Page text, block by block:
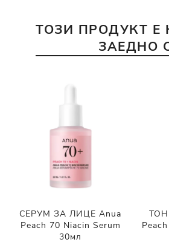
ТОЗИ ПРОДУКТ Е
ЗАЕДНО
СЕРУМ ЗА ЛИЦЕ Anua
Peach 70 Niacin Serum
30мл